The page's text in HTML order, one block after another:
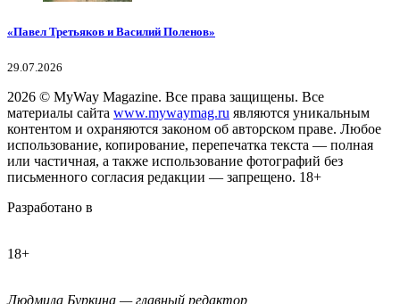
«Павел Третьяков и Василий Поленов»
29.07.2026
2026 © MyWay Magazine. Все права защищены. Все
материалы сайта www.mywaymag.ru являются уникальным
контентом и охраняются законом об авторском праве. Любое
использование, копирование, перепечатка текста — полная
или частичная, а также использование фотографий без
письменного согласия редакции — запрещено. 18+
Разработано в
18+
Людмила Буркина — главный редактор